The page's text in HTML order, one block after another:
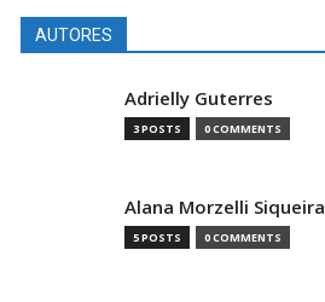
AUTORES
Adrielly Guterres
3 POSTS 0 COMMENTS
Alana Morzelli Siqueira
5 POSTS 0 COMMENTS